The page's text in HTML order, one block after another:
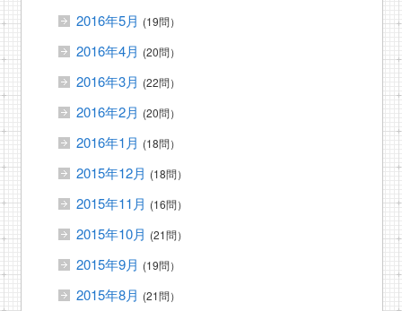
2016年5月 (19問）
2016年4月 (20問）
2016年3月 (22問）
2016年2月 (20問）
2016年1月 (18問）
2015年12月 (18問）
2015年11月 (16問）
2015年10月 (21問）
2015年9月 (19問）
2015年8月 (21問）